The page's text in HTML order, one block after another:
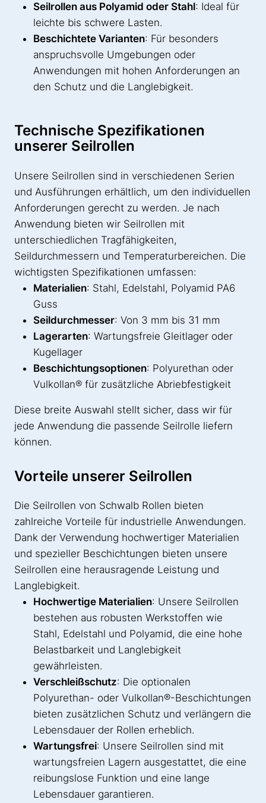
Seilrollen aus Polyamid oder Stahl: Ideal für
leichte bis schwere Lasten.
Beschichtete Varianten: Für besonders
anspruchsvolle Umgebungen oder
Anwendungen mit hohen Anforderungen an
den Schutz und die Langlebigkeit.
Technische Spezifikationen
unserer Seilrollen
Unsere Seilrollen sind in verschiedenen Serien
und Ausführungen erhältlich, um den individuellen
Anforderungen gerecht zu werden. Je nach
Anwendung bieten wir Seilrollen mit
unterschiedlichen Tragfähigkeiten,
Seildurchmessern und Temperaturbereichen. Die
wichtigsten Spezifikationen umfassen:
Materialien: Stahl, Edelstahl, Polyamid PA6
Guss
Seildurchmesser: Von 3 mm bis 31 mm
Lagerarten: Wartungsfreie Gleitlager oder
Kugellager
Beschichtungsoptionen: Polyurethan oder
Vulkollan® für zusätzliche Abriebfestigkeit
Diese breite Auswahl stellt sicher, dass wir für
jede Anwendung die passende Seilrolle liefern
können.
Vorteile unserer Seilrollen
Die Seilrollen von Schwalb Rollen bieten
zahlreiche Vorteile für industrielle Anwendungen.
Dank der Verwendung hochwertiger Materialien
und spezieller Beschichtungen bieten unsere
Seilrollen eine herausragende Leistung und
Langlebigkeit.
Hochwertige Materialien: Unsere Seilrollen
bestehen aus robusten Werkstoffen wie
Stahl, Edelstahl und Polyamid, die eine hohe
Belastbarkeit und Langlebigkeit
gewährleisten.
Verschleißschutz: Die optionalen
Polyurethan- oder Vulkollan®-Beschichtungen
bieten zusätzlichen Schutz und verlängern die
Lebensdauer der Rollen erheblich.
Wartungsfrei: Unsere Seilrollen sind mit
wartungsfreien Lagern ausgestattet, die eine
reibungslose Funktion und eine lange
Lebensdauer garantieren.